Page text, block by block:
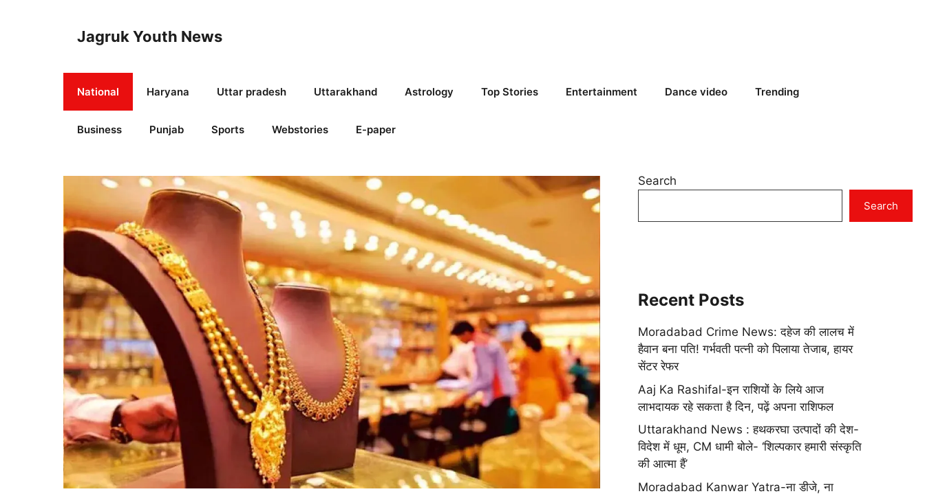
Jagruk Youth News
National Haryana Uttar pradesh Uttarakhand Astrology Top Stories Entertainment Dance video Trending
Business Punjab Sports Webstories E-paper
Search
Search
Recent Posts
Moradabad Crime News: दहेज की लालच में
हैवान बना पति! गर्भवती पत्नी को पिलाया तेजाब, हायर
सेंटर रेफर
Aaj Ka Rashifal-इन राशियों के लिये आज
लाभदायक रहे सकता है दिन, पढ़ें अपना राशिफल
Uttarakhand News : हथकरघा उत्पादों की देश-
विदेश में धूम, CM धामी बोले- ‘शिल्पकार हमारी संस्कृति
की आत्मा हैं’
Moradabad Kanwar Yatra-ना डीजे, ना